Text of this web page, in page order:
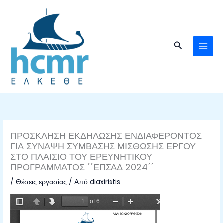
περιεχόμενο
Αναζήτηση
ΠΡΟΣΚΛΗΣΗ ΕΚΔΗΛΩΣΗΣ ΕΝΔΙΑΦΕΡΟΝΤΟΣ
ΓΙΑ ΣΥΝΑΨΗ ΣΥΜΒΑΣΗΣ ΜΙΣΘΩΣΗΣ ΕΡΓΟΥ
ΣΤΟ ΠΛΑΙΣΙΟ ΤΟΥ ΕΡΕΥΝΗΤΙΚΟΥ
ΠΡΟΓΡΑΜΜΑΤΟΣ ΄΄ΕΠΣΑΔ 2024΄΄
/Θέσεις εργασίας / Απόdiaxiristis